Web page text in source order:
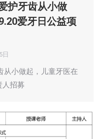
护牙齿从小做
爱牙日公益项
日
从小做起，儿童牙医在
人招募